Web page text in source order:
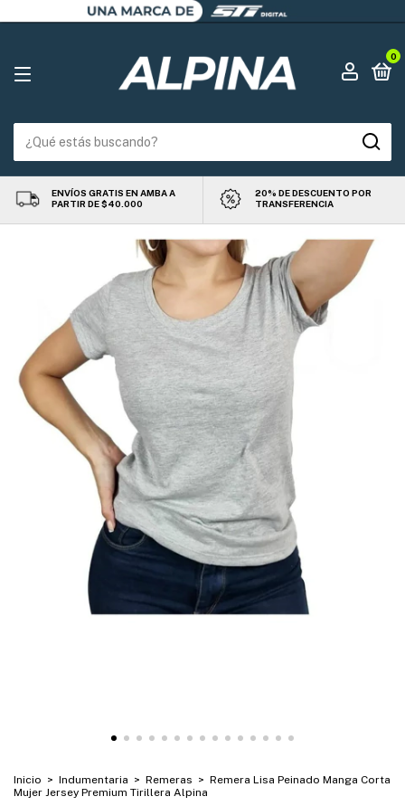
0
ENVÍOS GRATIS EN AMBA A
PARTIR DE $40.000
20% DE DESCUENTO POR
TRANSFERENCIA
Inicio > Indumentaria > Remeras > Remera Lisa Peinado Manga Corta
Mujer Jersey Premium Tirillera Alpina